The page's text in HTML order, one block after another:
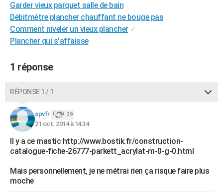
Carte de Noël
Carte Bonne année
Carte Saint-Valentin
Carte Pâques
Carte d'anniversaire
DICTIONNAIRE
Dictionnaire
Biographies
Citations
Expressions
Proverbes
PROGRAMME TV
S'inscrire
Se connecter
Lycées
Collèges
Primaires
Universités
Entreprises
Service militaire
Avis de recherche
FORUM
Bricolage
Lifestyle
Culture
Sport
Auto
Television
Voyage
Cinema
Garder vieux parquet salle de bain
Débitmètre plancher chauffant ne bouge pas
Comment niveler un vieux plancher ✓
Plancher qui s'affaisse
1 réponse
RÉPONSE 1 / 1
spvfr 39
21 oct. 2014 à 14:34
Il y a ce mastic http://www.bostik.fr/construction-
catalogue-fiche-26777-parkett_acrylat-m-0-g-0.html
Mais personnellement, je ne métrai rien ça risque faire plus
moche